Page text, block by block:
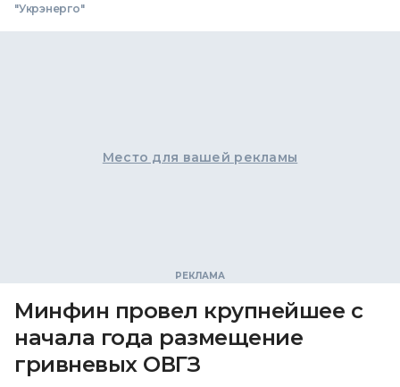
"Укрэнерго"
Место для вашей рекламы
Минфин провел крупнейшее с
начала года размещение
гривневых ОВГЗ